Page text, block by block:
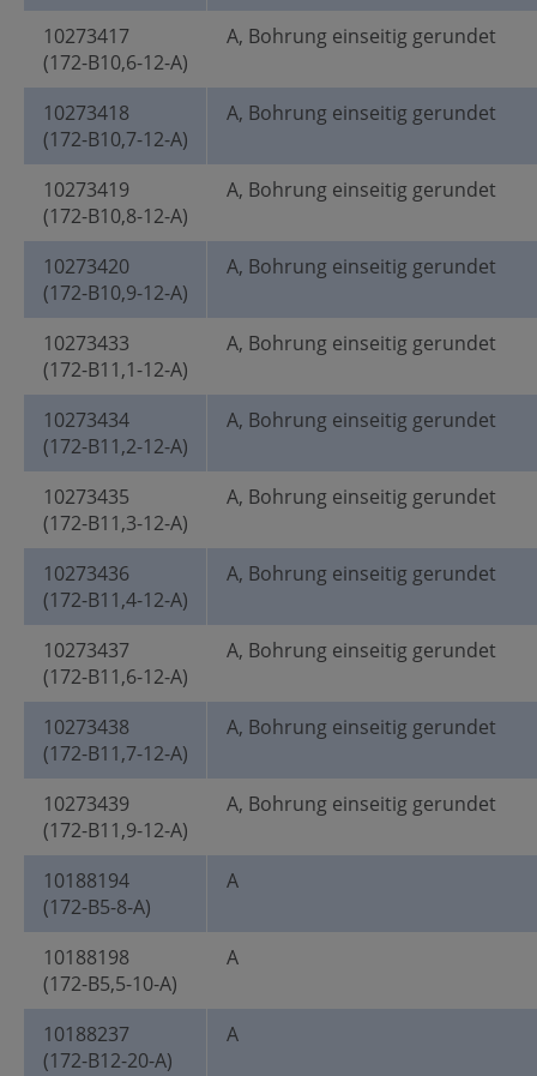
10273417
(172-B10,6-12-A)
A, Bohrung einseitig gerundet
10273418
(172-B10,7-12-A)
A, Bohrung einseitig gerundet
10273419
(172-B10,8-12-A)
A, Bohrung einseitig gerundet
10273420
(172-B10,9-12-A)
A, Bohrung einseitig gerundet
10273433
(172-B11,1-12-A)
A, Bohrung einseitig gerundet
10273434
(172-B11,2-12-A)
A, Bohrung einseitig gerundet
10273435
(172-B11,3-12-A)
A, Bohrung einseitig gerundet
10273436
(172-B11,4-12-A)
A, Bohrung einseitig gerundet
10273437
(172-B11,6-12-A)
A, Bohrung einseitig gerundet
10273438
(172-B11,7-12-A)
A, Bohrung einseitig gerundet
10273439
(172-B11,9-12-A)
A, Bohrung einseitig gerundet
10188194
(172-B5-8-A)
A
10188198
(172-B5,5-10-A)
A
10188237
(172-B12-20-A)
A